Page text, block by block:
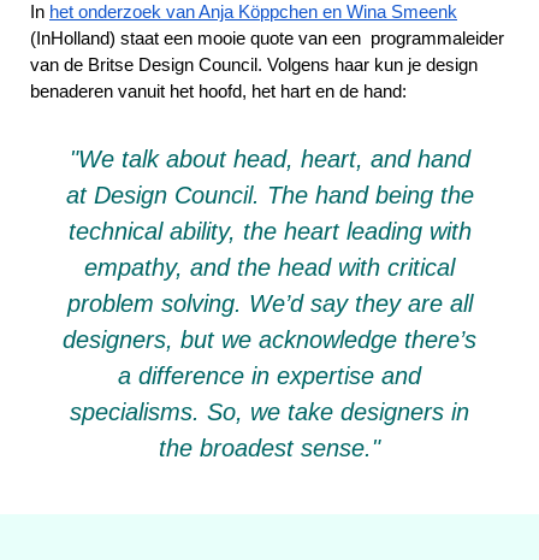
In het onderzoek van Anja Köppchen en Wina Smeenk
(InHolland) staat een mooie quote van een programmaleider
van de Britse Design Council. Volgens haar kun je design
benaderen vanuit het hoofd, het hart en de hand:
"We talk about head, heart, and hand
at Design Council. The hand being the
technical ability, the heart leading with
empathy, and the head with critical
problem solving. We’d say they are all
designers, but we acknowledge there’s
a difference in expertise and
specialisms. So, we take designers in
the broadest sense."